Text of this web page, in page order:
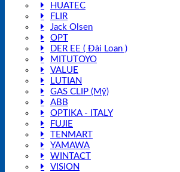
HUATEC
FLIR
Jack Olsen
OPT
DER EE ( Đài Loan )
MITUTOYO
VALUE
LUTIAN
GAS CLIP (Mỹ)
ABB
OPTIKA - ITALY
FUJIE
TENMART
YAMAWA
WINTACT
VISION